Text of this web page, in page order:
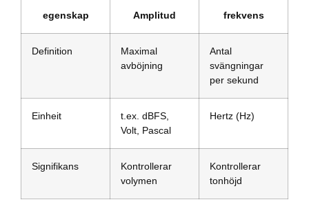
egenskap Amplitud frekvens
Definition
Maximal
avböjning
Antal
svängningar
per sekund
Einheit
t.ex. dBFS,
Volt, Pascal
Hertz (Hz)
Signifikans
Kontrollerar
volymen
Kontrollerar
tonhöjd